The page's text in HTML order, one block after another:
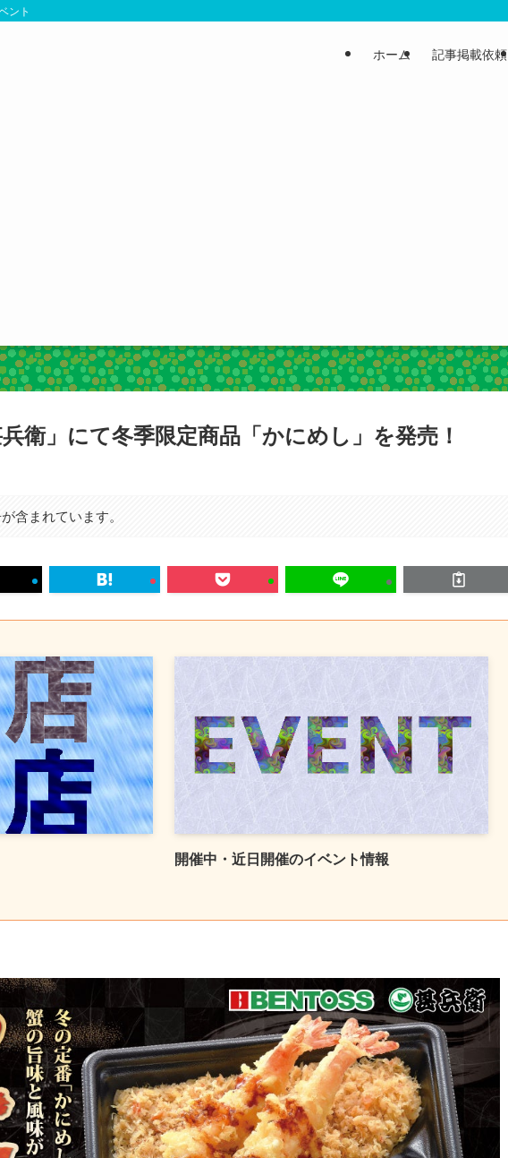
ント
ホーム 記事掲載依頼
兵衛」にて冬季限定商品「かにめし」を発売！
含まれています。
開催中・近日開催のイベント情報